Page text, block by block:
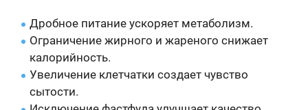
Дробное питание ускоряет метаболизм.
Ограничение жирного и жареного снижает
калорийность.
Увеличение клетчатки создает чувство
сытости.